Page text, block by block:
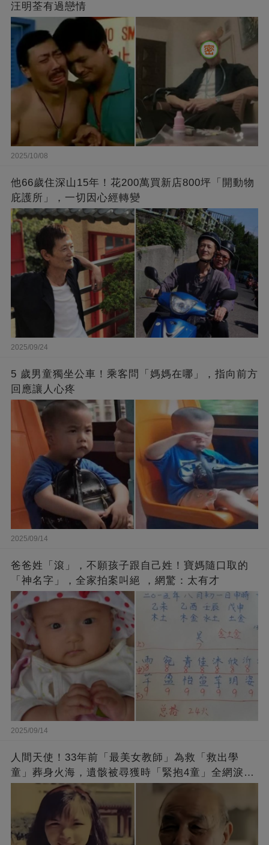
汪明荃有過戀情
2025/10/08
他66歲住深山15年！花200萬買新店800坪「開動物
庇護所」，一切因心經轉變
2025/09/24
5 歲男童獨坐公車！乘客問「媽媽在哪」，指向前方
回應讓人心疼
2025/09/14
爸爸姓「滾」，不願孩子跟自己姓！寶媽隨口取的
「神名字」，全家拍案叫絕 ，網驚：太有才
2025/09/14
人間天使！33年前「最美女教師」為救「救出學
童」葬身火海，遺骸被尋獲時「緊抱4童」全網淚
崩：真正的英雄不該被遺忘